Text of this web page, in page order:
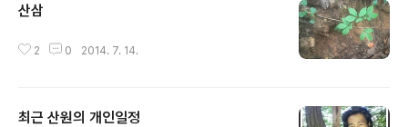
산삼
2 0 2014. 7. 14.
최근 산원의 개인일정